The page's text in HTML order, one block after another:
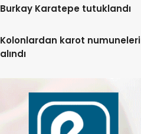
Burkay Karatepe tutuklandı
Kolonlardan karot numuneleri
alındı